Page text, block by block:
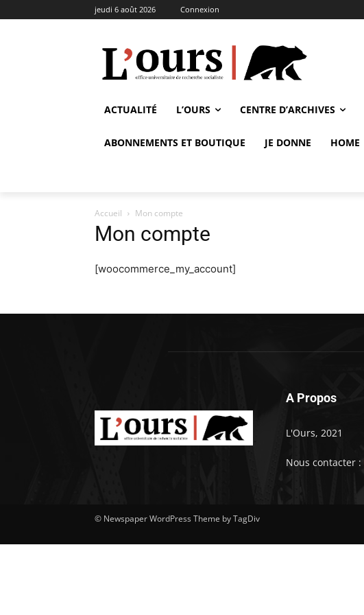
jeudi 6 août 2026 Connexion
ACTUALITÉ L’OURS CENTRE D’ARCHIVES
ABONNEMENTS ET BOUTIQUE JE DONNE HOME
Accueil Mon compte
Mon compte
[woocommerce_my_account]
A Propos
L'Ours, 2021
Nous contacter :
© Newspaper WordPress Theme by TagDiv